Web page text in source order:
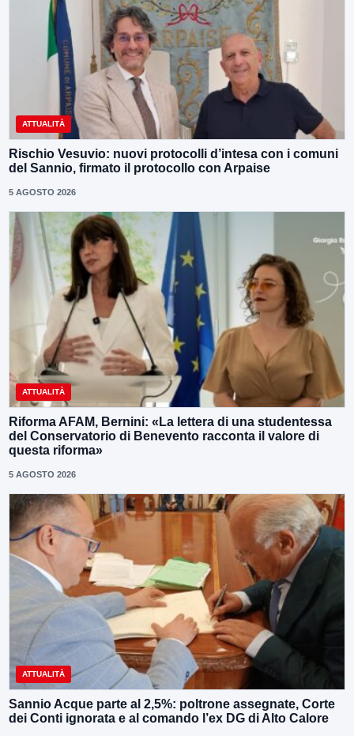
ATTUALITÀ
Rischio Vesuvio: nuovi protocolli d’intesa con i comuni
del Sannio, firmato il protocollo con Arpaise
5 AGOSTO 2026
ATTUALITÀ
Riforma AFAM, Bernini: «La lettera di una studentessa
del Conservatorio di Benevento racconta il valore di
questa riforma»
5 AGOSTO 2026
ATTUALITÀ
Sannio Acque parte al 2,5%: poltrone assegnate, Corte
dei Conti ignorata e al comando l’ex DG di Alto Calore